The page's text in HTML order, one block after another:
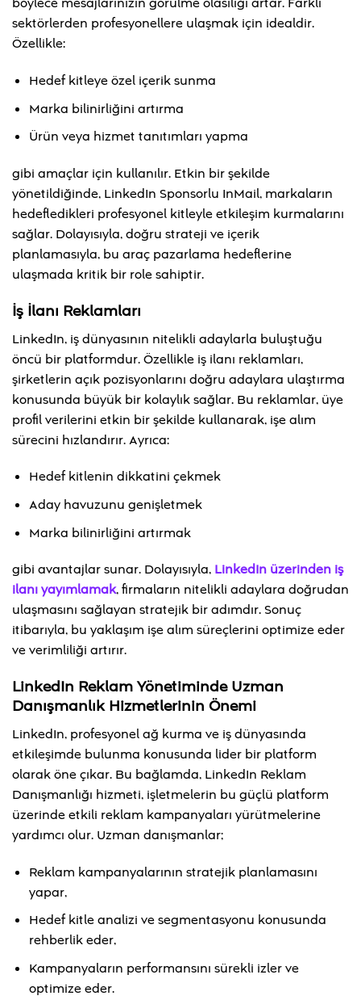
böylece mesajlarınızın görülme olasılığı artar. Farklı
sektörlerden profesyonellere ulaşmak için idealdir.
Özellikle:
Hedef kitleye özel içerik sunma
Marka bilinirliğini artırma
Ürün veya hizmet tanıtımları yapma
gibi amaçlar için kullanılır. Etkin bir şekilde
yönetildiğinde, LinkedIn Sponsorlu InMail, markaların
hedefledikleri profesyonel kitleyle etkileşim kurmalarını
sağlar. Dolayısıyla, doğru strateji ve içerik
planlamasıyla, bu araç pazarlama hedeflerine
ulaşmada kritik bir role sahiptir.
İş İlanı Reklamları
LinkedIn, iş dünyasının nitelikli adaylarla buluştuğu
öncü bir platformdur. Özellikle iş ilanı reklamları,
şirketlerin açık pozisyonlarını doğru adaylara ulaştırma
konusunda büyük bir kolaylık sağlar. Bu reklamlar, üye
profil verilerini etkin bir şekilde kullanarak, işe alım
sürecini hızlandırır. Ayrıca:
Hedef kitlenin dikkatini çekmek
Aday havuzunu genişletmek
Marka bilinirliğini artırmak
gibi avantajlar sunar. Dolayısıyla, LinkedIn üzerinden iş
ilanı yayımlamak, firmaların nitelikli adaylara doğrudan
ulaşmasını sağlayan stratejik bir adımdır. Sonuç
itibarıyla, bu yaklaşım işe alım süreçlerini optimize eder
ve verimliliği artırır.
LinkedIn Reklam Yönetiminde Uzman
Danışmanlık Hizmetlerinin Önemi
LinkedIn, profesyonel ağ kurma ve iş dünyasında
etkileşimde bulunma konusunda lider bir platform
olarak öne çıkar. Bu bağlamda, LinkedIn Reklam
Danışmanlığı hizmeti, işletmelerin bu güçlü platform
üzerinde etkili reklam kampanyaları yürütmelerine
yardımcı olur. Uzman danışmanlar;
Reklam kampanyalarının stratejik planlamasını
yapar,
Hedef kitle analizi ve segmentasyonu konusunda
rehberlik eder,
Kampanyaların performansını sürekli izler ve
optimize eder.